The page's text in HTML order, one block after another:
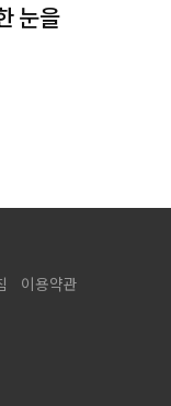
눈을
이용약관